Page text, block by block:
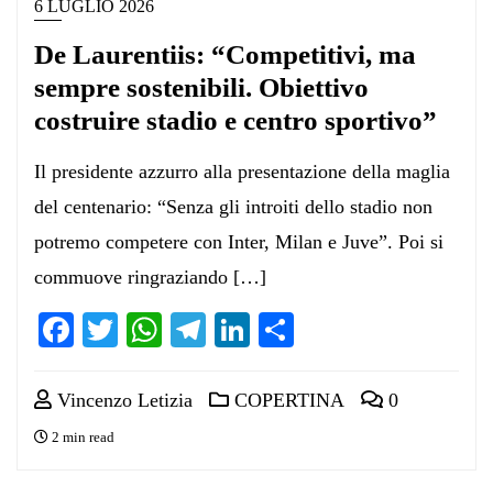
6 LUGLIO 2026
De Laurentiis: “Competitivi, ma
sempre sostenibili. Obiettivo
costruire stadio e centro sportivo”
Il presidente azzurro alla presentazione della maglia
del centenario: “Senza gli introiti dello stadio non
potremo competere con Inter, Milan e Juve”. Poi si
commuove ringraziando […]
Facebook
TwitterWhatsApp
Telegram
LinkedIn
Vincenzo Letizia COPERTINA 0
2 min read